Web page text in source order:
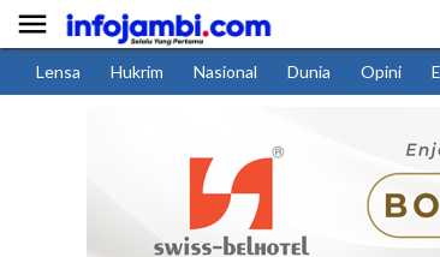

Lensa Hukrim Nasional Dunia Opini